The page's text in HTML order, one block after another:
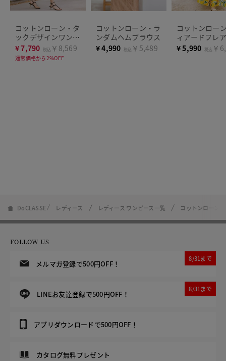
コットンローン・タ
ックデザインワンピ
ース
¥7,790 税込 ￥8,569
通常価格から2%OFF
コットンローン・ラ
ンダムヘムブラウス
¥4,990 税込 ￥5,489
コットンロー
ィアードフレ
ート
¥5,990 税込 ￥
DoCLASSE レディース レディース ワンピース一覧 コットンローン
FOLLOW US
メルマガ登録で500円OFF！
8/31まで
LINEお友達登録で500円OFF！
8/31まで
アプリダウンロードで500円OFF！
カタログ無料プレゼント